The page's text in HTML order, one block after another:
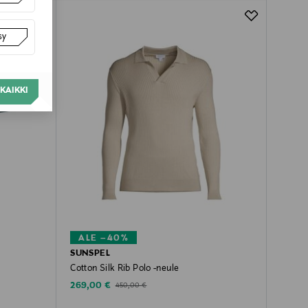
ALE –40%
SUNSPEL
Cotton Silk Rib Polo -neule
Discounted Price
269,00 € Original Price
450,00 €